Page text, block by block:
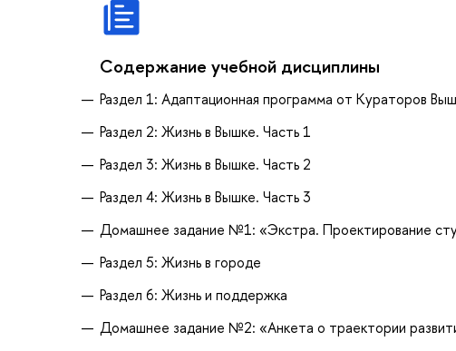
Содержание учебной дисциплины
Раздел 1: Адаптационная программа от Кураторов
Раздел 2: Жизнь в Вышке. Часть 1
Раздел 3: Жизнь в Вышке. Часть 2
Раздел 4: Жизнь в Вышке. Часть 3
Домашнее задание №1: «Экстра. Проектирование
Раздел 5: Жизнь в городе
Раздел 6: Жизнь и поддержка
Домашнее задание №2: «Анкета о траектории